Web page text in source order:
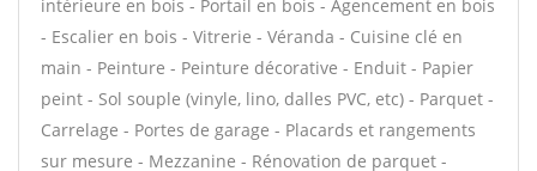
intérieure en bois - Portail en bois - Agencement en bois
- Escalier en bois - Vitrerie - Véranda - Cuisine clé en
main - Peinture - Peinture décorative - Enduit - Papier
peint - Sol souple (vinyle, lino, dalles PVC, etc) - Parquet -
Carrelage - Portes de garage - Placards et rangements
sur mesure - Mezzanine - Rénovation de parquet -